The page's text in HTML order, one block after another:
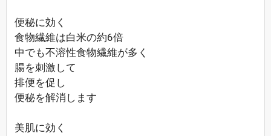
便秘に効く
食物繊維は白米の約6倍
中でも不溶性食物繊維が多く
腸を刺激して
排便を促し
便秘を解消します
美肌に効く